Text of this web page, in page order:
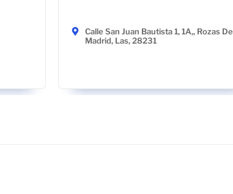
Calle San Juan Bautista 1, 1A,, Rozas De
Madrid, Las, 28231